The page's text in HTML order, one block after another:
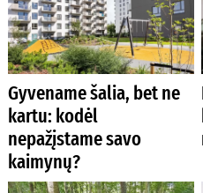
Gyvename šalia, bet ne
kartu: kodėl
nepažįstame savo
kaimynų?